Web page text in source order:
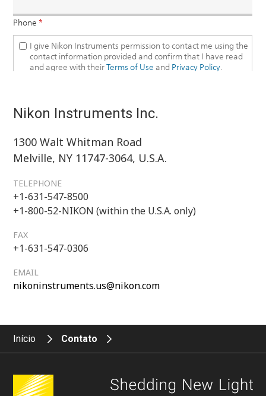
Nikon Instruments Inc.
1300 Walt Whitman Road
Melville, NY 11747-3064, U.S.A.
TELEPHONE
+1-631-547-8500
+1-800-52-NIKON (within the U.S.A. only)
FAX
+1-631-547-0306
EMAIL
nikoninstruments.us@nikon.com
Início Contato